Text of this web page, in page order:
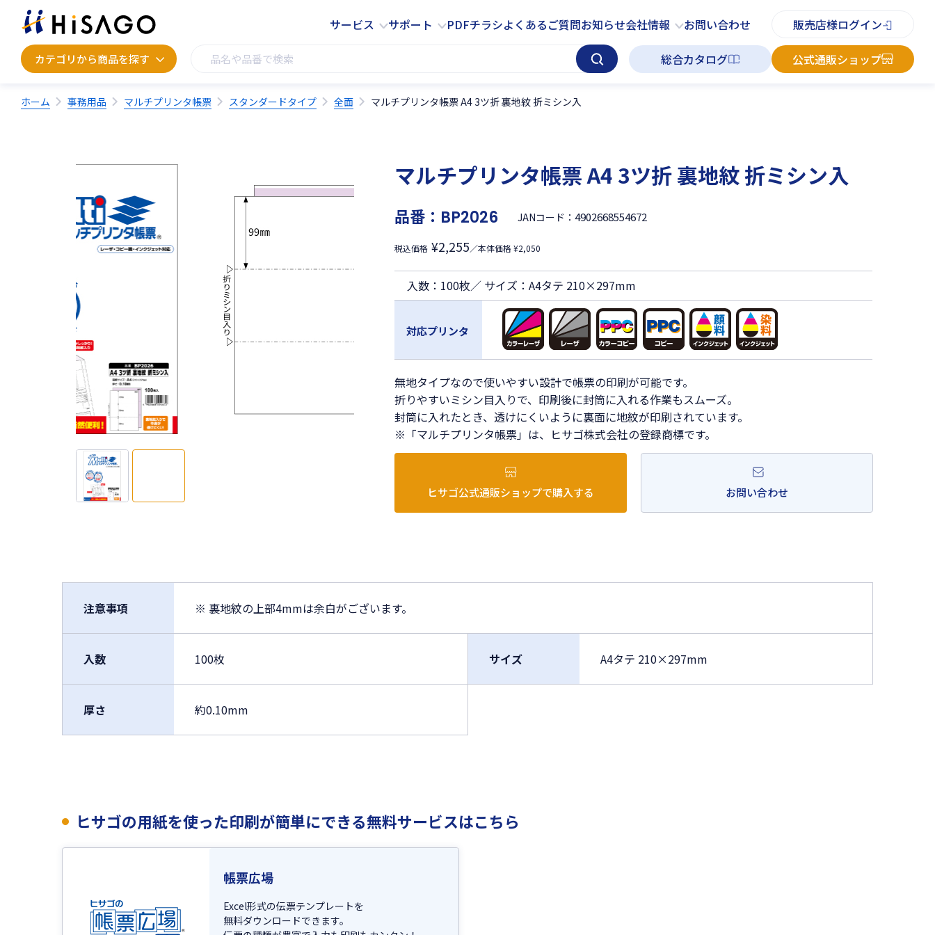
サービス サポート PDFチラシよくあるご質問お知らせ会社情報 お問い合わせ 販売店様ログイン
カテゴリから商品を探す 総合カタログ 公式通販ショップ
カテゴリから商品を探す サービス サポート PDFチラシ よくあるご質問 お知らせ お問い合わせ
ホーム 事務用品 マルチプリンタ帳票 スタンダードタイプ 全面 マルチプリンタ帳票 A4 3ツ折 裏地紋 折ミシン入
マルチプリンタ帳票 A4 3ツ折 裏地紋 折ミシン入
品番： BP2026 JANコード：4902668554672
税込価格 ¥2,255／本体価格 ¥2,050
入数：100枚／ サイズ：A4タテ 210×297mm
対応プリンタ
無地タイプなので使いやすい設計で帳票の印刷が可能です。
折りやすいミシン目入りで、印刷後に封筒に入れる作業もスムーズ。
封筒に入れたとき、透けにくいように裏面に地紋が印刷されています。
※「マルチプリンタ帳票」は、ヒサゴ株式会社の登録商標です。
ヒサゴ公式通販ショップで購入する お問い合わせ
注意事項 ※ 裏地紋の上部4mmは余白がございます。
入数 100枚 サイズ A4タテ 210×297mm
厚さ 約0.10mm
ヒサゴの用紙を使った印刷が簡単にできる無料サービスはこちら
帳票広場
Excel形式の伝票テンプレートを
無料ダウンロードできます。